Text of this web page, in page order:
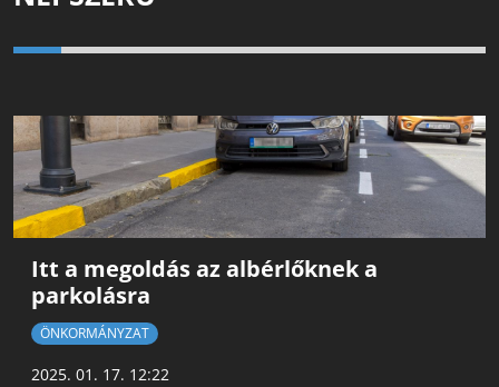
Itt a megoldás az albérlőknek a
parkolásra
ÖNKORMÁNYZAT
2025. 01. 17. 12:22